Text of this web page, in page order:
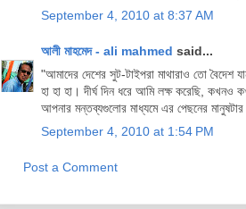
September 4, 2010 at 8:37 AM
আলী মাহমেদ - ali mahmed said...
"আমাদের দেশের সুট-টাইপরা মাথারাও তো
হা হা হা। দীর্ঘ দিন ধরে আমি লক্ষ করেছি,
আপনার মন্তব্যগুলোর মাধ্যমে এর পেছনের
September 4, 2010 at 1:54 PM
Post a Comment